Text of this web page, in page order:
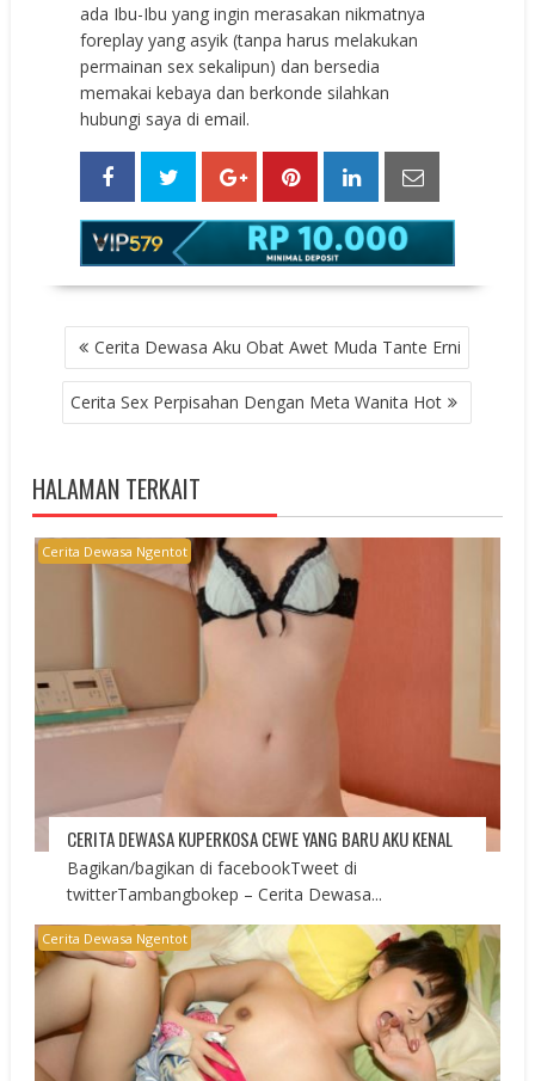
ada Ibu-Ibu yang ingin merasakan nikmatnya
foreplay yang asyik (tanpa harus melakukan
permainan sex sekalipun) dan bersedia
memakai kebaya dan berkonde silahkan
hubungi saya di email.
POST
NAVIGATIONCerita Dewasa Aku Obat Awet Muda Tante Erni
Cerita Sex Perpisahan Dengan Meta Wanita Hot
HALAMAN TERKAIT
Cerita Dewasa Ngentot
CERITA DEWASA KUPERKOSA CEWE YANG BARU AKU KENAL
Bagikan/bagikan di facebookTweet di
twitterTambangbokep – Cerita Dewasa...
Cerita Dewasa Ngentot